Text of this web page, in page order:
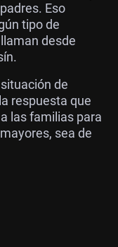
Eso
tipo de
desde
de
respuesta que
las familias para
sea de